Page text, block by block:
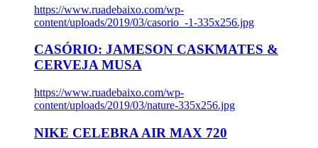
https://www.ruadebaixo.com/wp-
content/uploads/2019/03/casorio_-1-335x256.jpg
CASÓRIO: JAMESON CASKMATES &
CERVEJA MUSA
https://www.ruadebaixo.com/wp-
content/uploads/2019/03/nature-335x256.jpg
NIKE CELEBRA AIR MAX 720